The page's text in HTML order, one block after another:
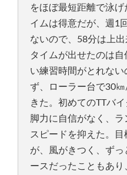
をほぼ最短距離で泳
イムは得意だが、週1
ないので、58分は上
タイムが出せたのは
い練習時間がとれな
ず、ローラー台で30
きた。初めてのTTバ
脚力に自信がなく、
スピードを抑えた。
が、風がきつく、ず
ースだったこともあり